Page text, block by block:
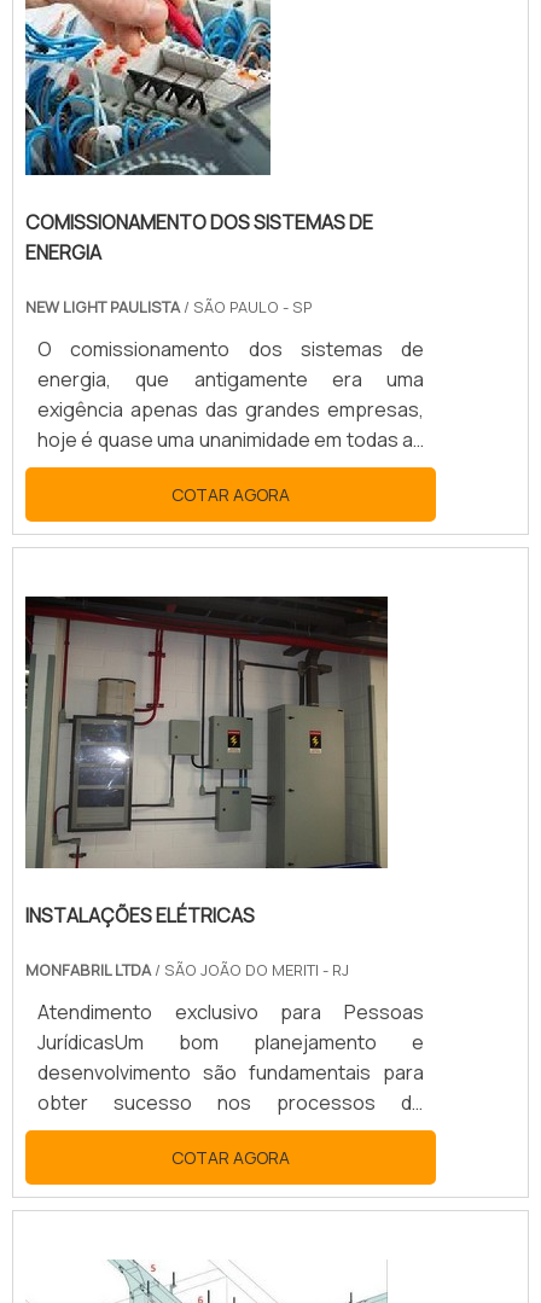
COMISSIONAMENTO DOS SISTEMAS DE
ENERGIA
NEW LIGHT PAULISTA/ SÃO PAULO - SP
O comissionamento dos sistemas de
energia, que antigamente era uma
exigência apenas das grandes empresas,
hoje é quase uma unanimidade em todas as
instalações industriais tanto de pequeno
como de grande porte e tem como
finalidade a certificação técnica dos seus
para certificações nacionais ou
internacionais para exportação.CONHEÇA
COMO O PRODUTO GARANTE EFICIÊNCIA E
QUALIDADEO processo é, basicam...
COTAR AGORA
INSTALAÇÕES ELÉTRICAS
MONFABRIL LTDA/ SÃO JOÃO DO MERITI - RJ
Atendimento exclusivo para Pessoas
JurídicasUm bom planejamento e
desenvolvimento são fundamentais para
obter sucesso nos processos de
instalações elétricas. O projeto de
instalação é comumente realizado no início
de uma obra, levando em conta as
Assim, é fundamental que o mesmo seja
feito por um profissional
COTAR AGORA